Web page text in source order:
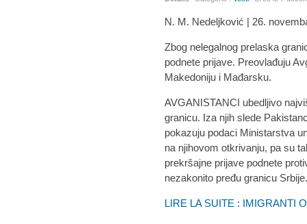
N. M. Nedeljković | 26.
Zbog nelegalnog prelaska
podnete prijave. Preovlađuju
Makedoniju i Mađarsku.
AVGANISTANCI ubedljivo
granicu. Iza njih slede
pokazuju podaci Ministarstva
na njihovom otkrivanju, pa su
prekršajne prijave podnete
nezakonito pređu granicu
LIRE LA SUITE : IMIGRANTI